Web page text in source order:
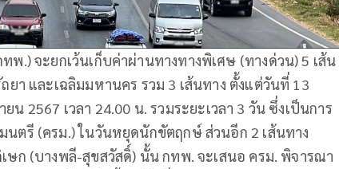
.) จะยกเว้นเก็บค่าผ่านทางทางพิเศษ (ทางด่วน) 5 เส้น
า และเฉลิมมหานคร รวม 3 เส้นทาง ตั้งแต่วันที่ 13
น 2567 เวลา 24.00 น. รวมระยะเวลา 3 วัน ซึ่งเป็นการ
ตรี (ครม.) ในวันหยุดนักขัตฤกษ์ ส่วนอีก 2 เส้นทาง
ษก (บางพลี-สุขสวัสดิ์) นั้น กทพ. จะเสนอ ครม. พิจารณา